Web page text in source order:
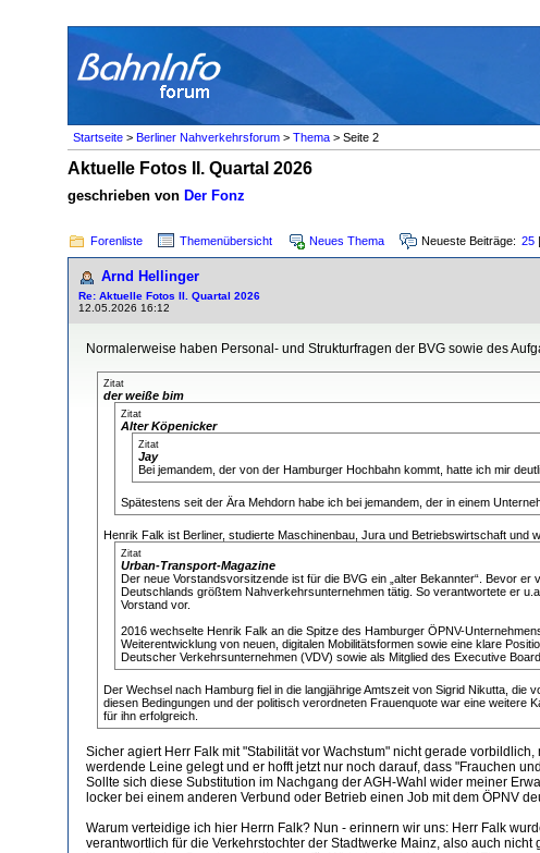
Startseite > Berliner Nahverkehrsforum > Thema > Seite 2
Aktuelle Fotos II. Quartal 2026
geschrieben von Der Fonz
Forenliste Themenübersicht Neues Thema Neueste Beiträge: 25 |
Arnd Hellinger
Re: Aktuelle Fotos II. Quartal 2026
12.05.2026 16:12
Normalerweise haben Personal- und Strukturfragen der BVG sowie des
Zitat
der weiße bim
Zitat
Alter Köpenicker
Zitat
Jay
Bei jemandem, der von der Hamburger Hochbahn kommt, hatte ich mir
Spätestens seit der Ära Mehdorn habe ich bei jemandem, der in einem
Henrik Falk ist Berliner, studierte Maschinenbau, Jura und Betriebswirtschaft und
Zitat
Urban-Transport-Magazine
Der neue Vorstandsvorsitzende ist für die BVG ein „alter Bekannter“. Bevor
Deutschlands größtem Nahverkehrsunternehmen tätig. So verantwortete er
Vorstand vor.
2016 wechselte Henrik Falk an die Spitze des Hamburger ÖPNV-
Weiterentwicklung von neuen, digitalen Mobilitätsformen sowie eine klare
Deutscher Verkehrsunternehmen (VDV) sowie als Mitglied des Executive
Der Wechsel nach Hamburg fiel in die langjährige Amtszeit von Sigrid Nikutta,
diesen Bedingungen und der politisch verordneten Frauenquote war eine
für ihn erfolgreich.
Sicher agiert Herr Falk mit "Stabilität vor Wachstum" nicht gerade
werdende Leine gelegt und er hofft jetzt nur noch darauf, dass "Frauchen
Sollte sich diese Substitution im Nachgang der AGH-Wahl wider meiner
locker bei einem anderen Verbund oder Betrieb einen Job mit dem ÖPNV
Warum verteidige ich hier Herrn Falk? Nun - erinnern wir uns: Herr Falk
verantwortlich für die Verkehrstochter der Stadtwerke Mainz, also auch